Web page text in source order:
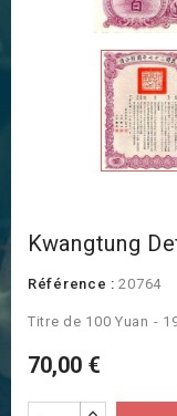
Kwangtung
Référence : 20764
Titre de 100 Yuan -
70,00 €